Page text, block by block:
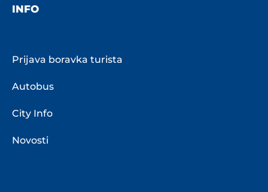
INFO
Prijava boravka turista
Autobus
City Info
Novosti